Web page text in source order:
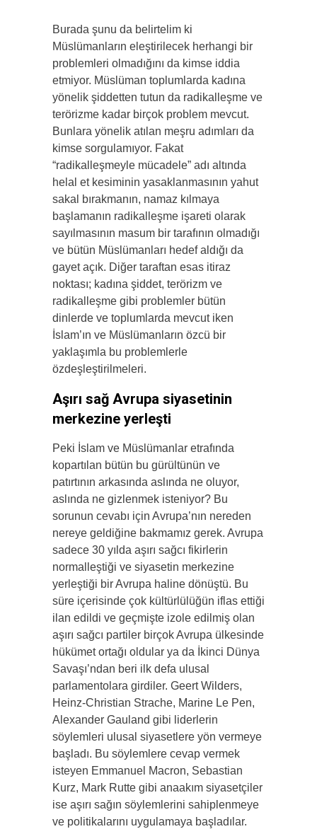
Burada şunu da belirtelim ki
Müslümanların eleştirilecek herhangi bir
problemleri olmadığını da kimse iddia
etmiyor. Müslüman toplumlarda kadına
yönelik şiddetten tutun da radikalleşme ve
terörizme kadar birçok problem mevcut.
Bunlara yönelik atılan meşru adımları da
kimse sorgulamıyor. Fakat
“radikalleşmeyle mücadele” adı altında
helal et kesiminin yasaklanmasının yahut
sakal bırakmanın, namaz kılmaya
başlamanın radikalleşme işareti olarak
sayılmasının masum bir tarafının olmadığı
ve bütün Müslümanları hedef aldığı da
gayet açık. Diğer taraftan esas itiraz
noktası; kadına şiddet, terörizm ve
radikalleşme gibi problemler bütün
dinlerde ve toplumlarda mevcut iken
İslam’ın ve Müslümanların özcü bir
yaklaşımla bu problemlerle
özdeşleştirilmeleri.
Aşırı sağ Avrupa siyasetinin
merkezine yerleşti
Peki İslam ve Müslümanlar etrafında
kopartılan bütün bu gürültünün ve
patırtının arkasında aslında ne oluyor,
aslında ne gizlenmek isteniyor? Bu
sorunun cevabı için Avrupa’nın nereden
nereye geldiğine bakmamız gerek. Avrupa
sadece 30 yılda aşırı sağcı fikirlerin
normalleştiği ve siyasetin merkezine
yerleştiği bir Avrupa haline dönüştü. Bu
süre içerisinde çok kültürlülüğün iflas ettiği
ilan edildi ve geçmişte izole edilmiş olan
aşırı sağcı partiler birçok Avrupa ülkesinde
hükümet ortağı oldular ya da İkinci Dünya
Savaşı’ndan beri ilk defa ulusal
parlamentolara girdiler. Geert Wilders,
Heinz-Christian Strache, Marine Le Pen,
Alexander Gauland gibi liderlerin
söylemleri ulusal siyasetlere yön vermeye
başladı. Bu söylemlere cevap vermek
isteyen Emmanuel Macron, Sebastian
Kurz, Mark Rutte gibi anaakım siyasetçiler
ise aşırı sağın söylemlerini sahiplenmeye
ve politikalarını uygulamaya başladılar.